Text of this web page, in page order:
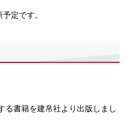
定です。
る書籍を建帛社より出版しまし